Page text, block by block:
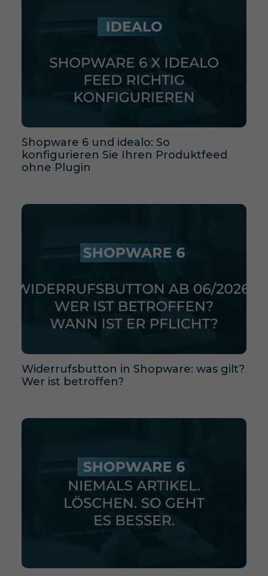
Shopware 6 und idealo: So
konfigurieren Sie Ihren Produktfeed
ohne Plugin
Widerrufsbutton in Shopware: was gilt?
Wer ist betroffen?